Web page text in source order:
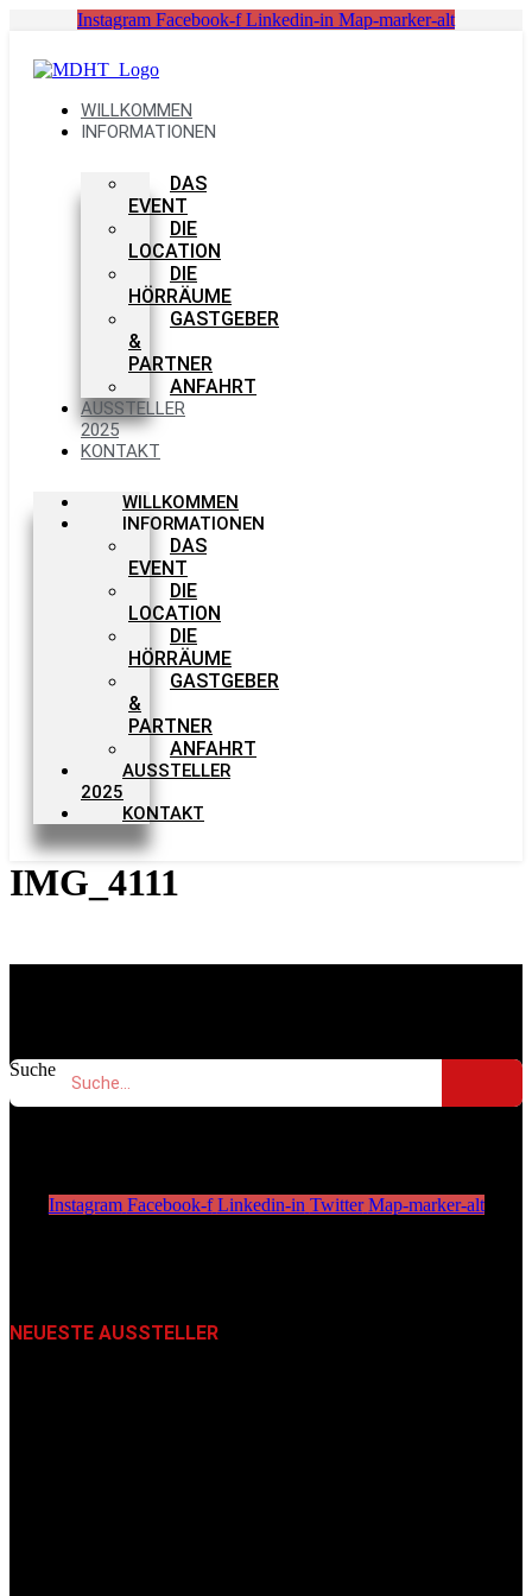
springen
Instagram Facebook-f Linkedin-in Map-marker-alt
WILLKOMMEN
INFORMATIONEN
DAS
EVENT
DIE
LOCATION
DIE
HÖRRÄUME
GASTGEBER
&
PARTNER
ANFAHRT
AUSSTELLER
2025
KONTAKT
WILLKOMMEN
INFORMATIONEN
DAS
EVENT
DIE
LOCATION
DIE
HÖRRÄUME
GASTGEBER
&
PARTNER
ANFAHRT
AUSSTELLER
2025
KONTAKT
IMG_4111
Suche
Instagram Facebook-f Linkedin-in Twitter Map-marker-alt
NEUESTE AUSSTELLER